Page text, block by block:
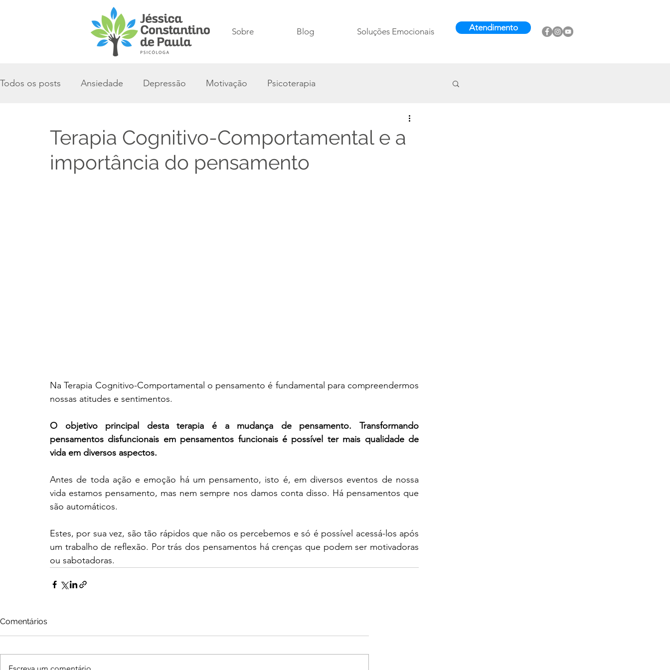
Sobre Blog Soluções Emocionais Atendimento
Todos os posts Ansiedade Depressão Motivação Psicoterapia
Terapia Cognitivo-Comportamental e a
importância do pensamento
Na Terapia Cognitivo-Comportamental o pensamento é fundamental para compreendermos
nossas atitudes e sentimentos.
O objetivo principal desta terapia é a mudança de pensamento. Transformando
pensamentos disfuncionais em pensamentos funcionais é possível ter mais qualidade de
vida em diversos aspectos.
Antes de toda ação e emoção há um pensamento, isto é, em diversos eventos de nossa
vida estamos pensamento, mas nem sempre nos damos conta disso. Há pensamentos que
são automáticos.
Estes, por sua vez, são tão rápidos que não os percebemos e só é possível acessá-los após
um trabalho de reflexão. Por trás dos pensamentos há crenças que podem ser motivadoras
ou sabotadoras.
Comentários